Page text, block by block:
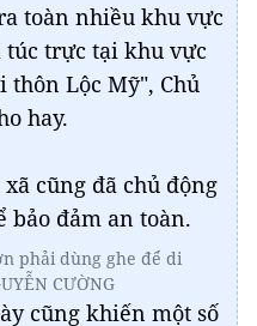
toàn nhiều khu vực
trực tại khu vực
Lộc Mỹ", Chủ
hay.
cũng đã chủ động
bảo đảm an toàn.
phải dùng ghe để di
CƯỜNG
cũng khiến một số